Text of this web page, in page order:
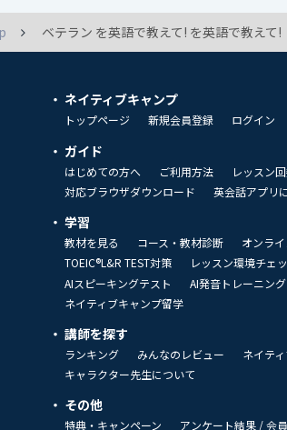
ベテラン を英語で教えて! を英語で教えて!
ネイティブキャンプ
トップページ 新規会員登録 ログイン
ガイド
はじめての方へ ご利用方法 レッスン
対応ブラウザダウンロード
英会話アプリ
学習
教材を見る コース・教材診断 オンラ
TOEIC®L&R TEST対策
レッスン環境チェ
AIスピーキングテスト
AI発音トレーニング
ネイティブキャンプ留学
講師を探す
ランキング みんなのレビュー ネイテ
キャラクター先生について
その他
特典・キャンペーン アンケート結果 / 会